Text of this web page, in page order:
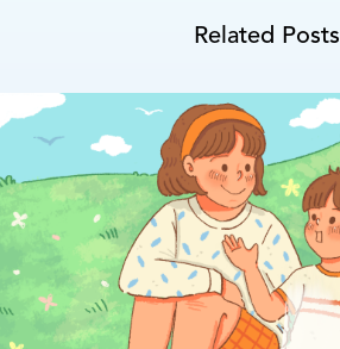
Related Posts